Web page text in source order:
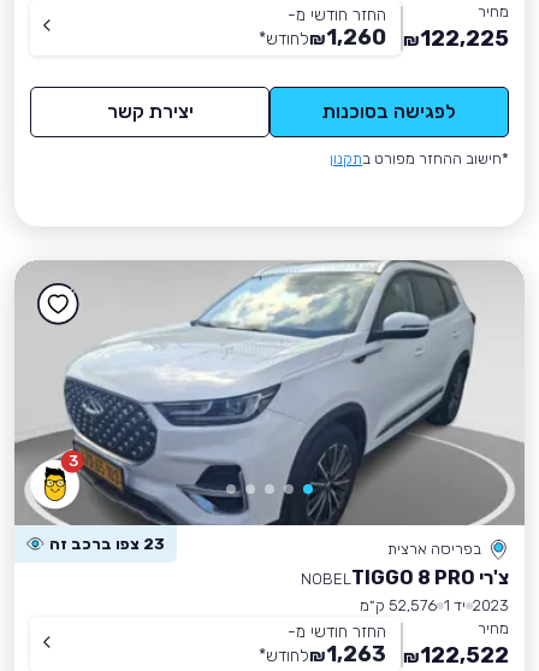
מחיר
122,225
₪
החזר חודשי מ-
1,260
₪לחודש*
לפגישה בסוכנות יצירת קשר
*חישוב ההחזר מפורט בתקנון
3
בפריסה ארצית 23 צפו ברכב זה
צ'רי TIGGO 8 PRO
NOBEL
2023 יד 1
52,576 ק״מ
מחיר
122,522
₪
החזר חודשי מ-
1,263
₪לחודש*